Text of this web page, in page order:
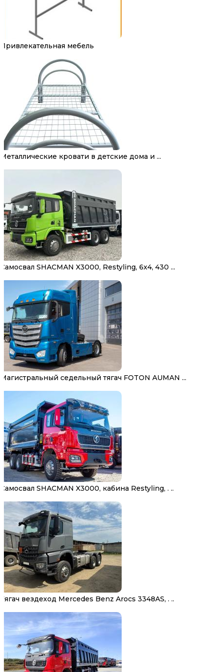
Привлекательная мебель
Металлические кровати в детские дома и ...
Самосвал SHACMAN X3000, Restyling, 6х4, 430 ...
Магистральный седельный тягач FOTON AUMAN ...
Самосвал SHACMAN X3000, кабина Restyling, . ..
Тягач вездеход Mercedes Benz Arocs 3348AS, . ..